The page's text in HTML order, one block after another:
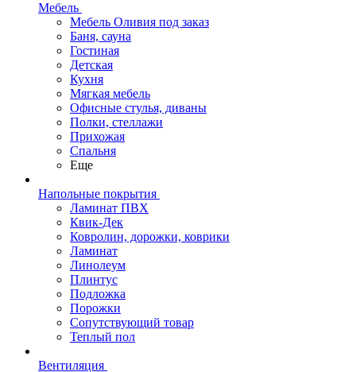
Мебель
Мебель Оливия под заказ
Баня, сауна
Гостиная
Детская
Кухня
Мягкая мебель
Офисные стулья, диваны
Полки, стеллажи
Прихожая
Спальня
Еще
Напольные покрытия
Ламинат ПВХ
Квик-Дек
Ковролин, дорожки, коврики
Ламинат
Линолеум
Плинтус
Подложка
Порожки
Сопутствующий товар
Теплый пол
Вентиляция